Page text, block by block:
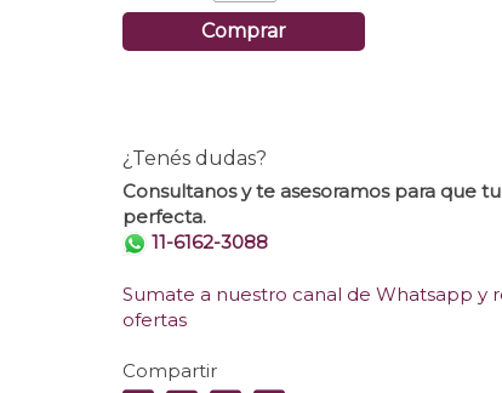
Comprar
¿Tenés dudas?
Consultanos y te asesoramos para que
perfecta.
11-6162-3088
Sumate a nuestro canal de Whatsapp y
ofertas
Compartir